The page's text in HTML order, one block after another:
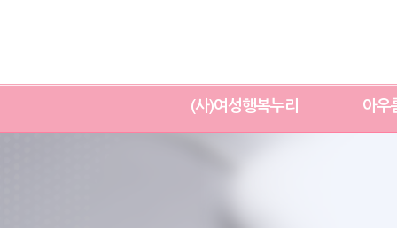
(사)여성행복누리 아우